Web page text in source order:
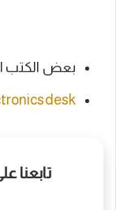
بعض الكتب
تابعنا